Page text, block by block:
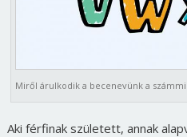
Miről árulkodik a becenevünk a
Aki férfinak született, annak